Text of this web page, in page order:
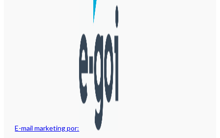
E-mail marketing por: